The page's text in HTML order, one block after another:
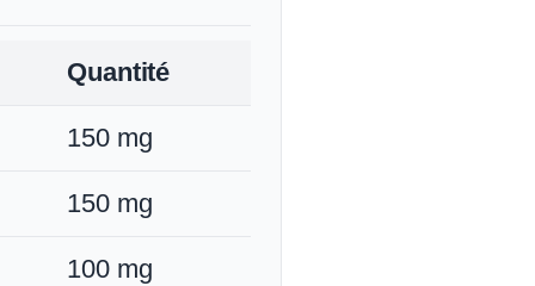
Quantité
150 mg
150 mg
100 mg